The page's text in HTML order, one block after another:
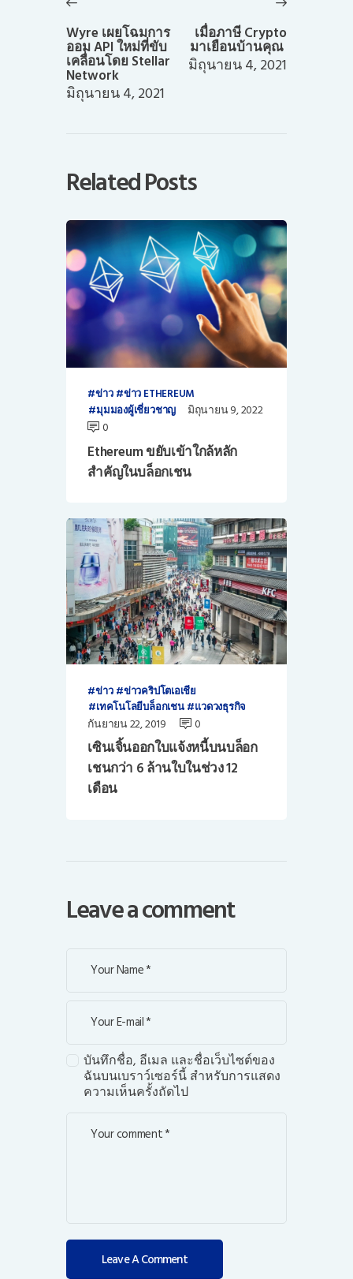
post:
Wyre เผยโฉมการ
ออม API ใหม่ที่ขับ
เคลื่อนโดย Stellar
Network
มิถุนายน 4, 2021
เมื่อภาษี Crypto
มาเยือนบ้านคุณ
มิถุนายน 4, 2021
Related Posts
ข่าว
ข่าว ETHEREUM
มุมมองผู้เชี่ยวชาญ
มิถุนายน 9, 2022
0
Ethereum ขยับเข้าใกล้หลัก
สำคัญในบล็อกเชน
ข่าว
ข่าวคริปโตเอเชีย
เทคโนโลยีบล็อกเชน
แวดวงธุรกิจ
กันยายน 22, 2019 0
เซินเจิ้นออกใบแจ้งหนี้บนบล็อก
เชนกว่า 6 ล้านใบในช่วง 12
เดือน
Leave a comment
บันทึกชื่อ, อีเมล และชื่อเว็บไซต์ของ
ฉันบนเบราว์เซอร์นี้ สำหรับการแสดง
ความเห็นครั้งถัดไป